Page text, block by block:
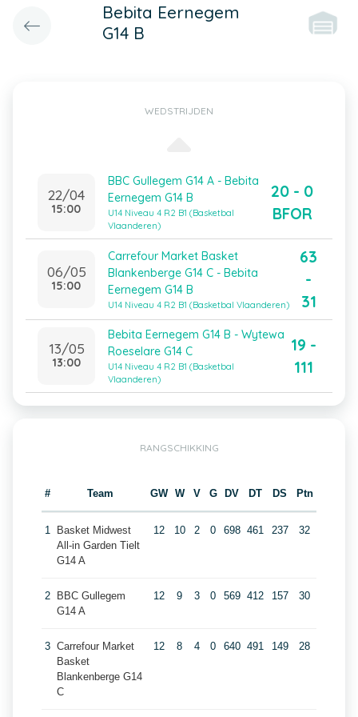
Bebita Eernegem
G14 B
WEDSTRIJDEN
22/04
15:00
BBC Gullegem G14 A - Bebita
Eernegem G14 B
U14 Niveau 4 R2 B1 (Basketbal
Vlaanderen)
20 - 0
BFOR
06/05
15:00
Carrefour Market Basket
Blankenberge G14 C - Bebita
Eernegem G14 B
U14 Niveau 4 R2 B1 (Basketbal Vlaanderen)
63
-
31
13/05
13:00
Bebita Eernegem G14 B - Wytewa
Roeselare G14 C
U14 Niveau 4 R2 B1 (Basketbal
Vlaanderen)
19 -
111
RANGSCHIKKING
# Team GW W V G DV DT DS Ptn
1
Basket Midwest
All-in Garden Tielt
G14 A
12 10 2 0 698 461 237 32
2
BBC Gullegem
G14 A
12 9 3 0 569 412 157 30
3 Carrefour Market
Basket
Blankenberge G14
C
12 8 4 0 640 491 149 28